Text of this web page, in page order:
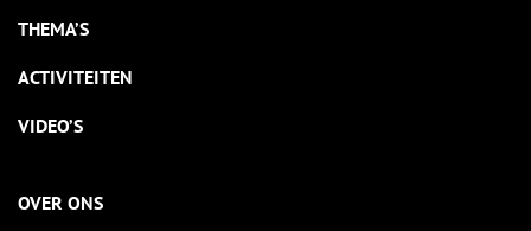
THEMA’S
ACTIVITEITEN
VIDEO’S
OVER ONS